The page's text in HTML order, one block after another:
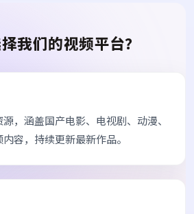
我们的视频平台？
，涵盖国产电影、电视剧、动漫、
容，持续更新最新作品。